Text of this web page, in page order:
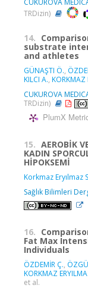
CUKUROVA
TRDizin)
14.
substrate
and athletes
GÜNAŞTI Ö.,
KILCI A., KORKMAZ
CUKUROVA
TRDizin)
PlumX
15. AEROBİK
KADIN
HİPOKSEMİ
Korkmaz Eryılmaz
Sağlık Bilimleri
16.
Fat Max
Individuals
ÖZDEMİR Ç.,
KORKMAZ
et al.